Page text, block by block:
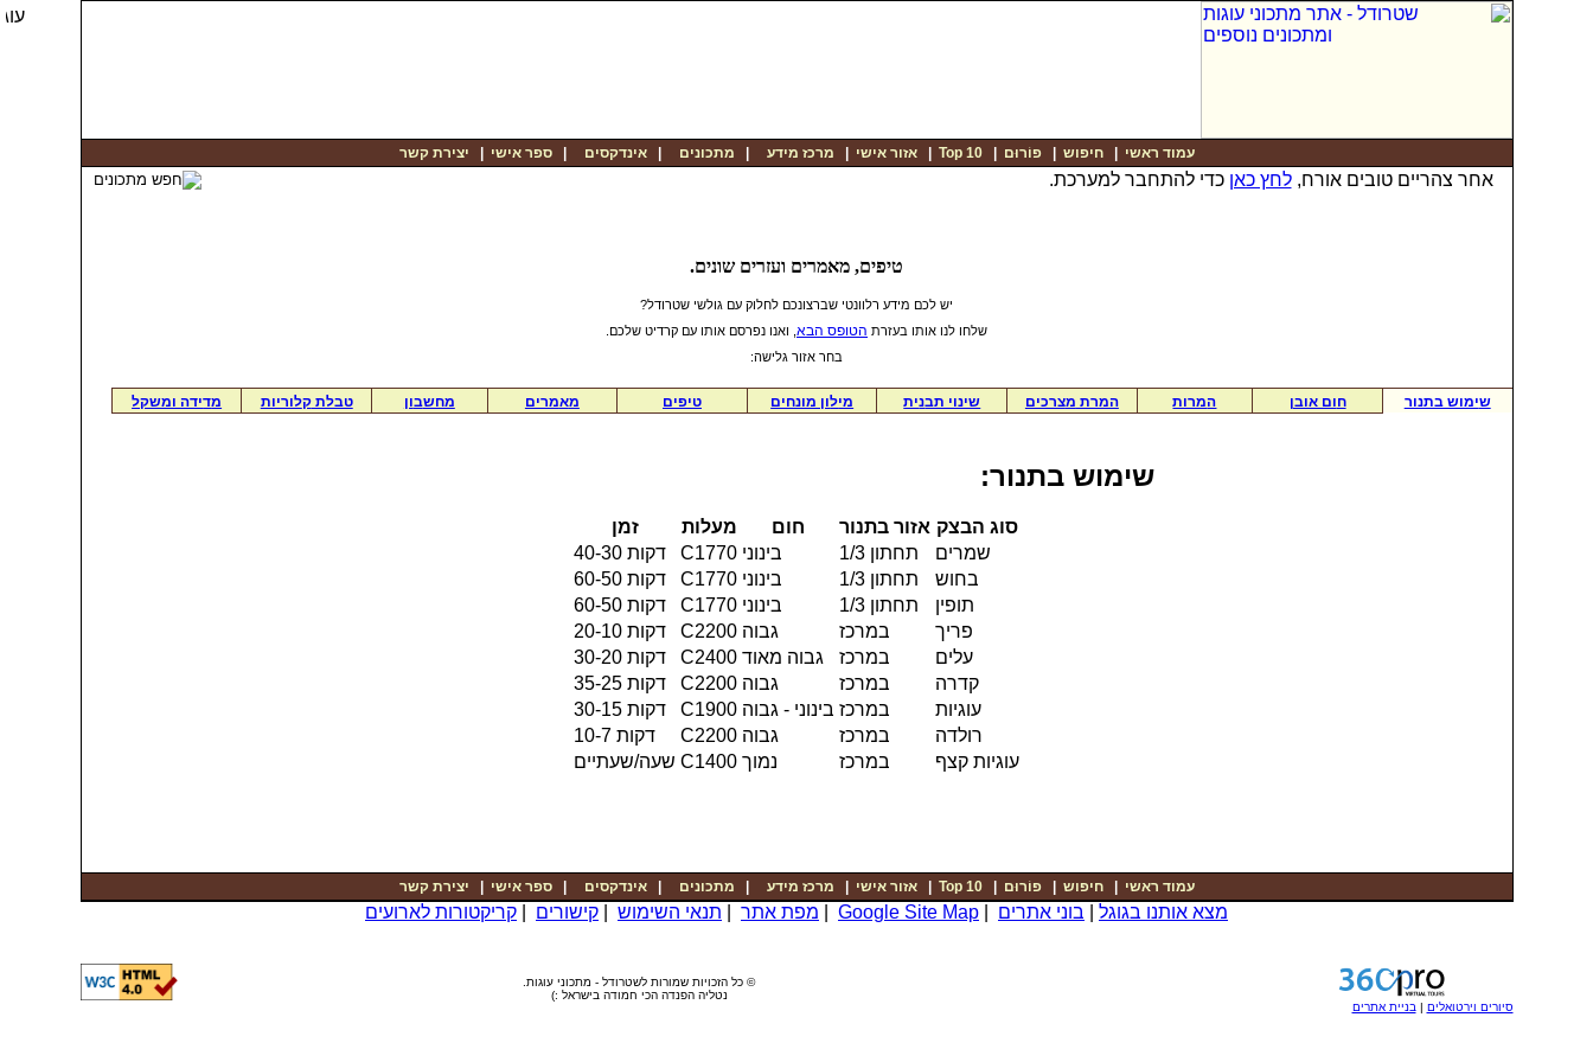
עמוד ראשי |חיפוש |פוֹרוּם |
Top 10
|אזור אישי מרכז מידע מתכונים |אינדקסים |ספר אישי יצירת קשר
אחר צהריים טובים אורח,לחץ כאן כדי להתחבר למערכת.
טיפים, מאמרים ועזרים שונים.
יש לכם מידע רלוונטי שברצונכם לחלוק עם גולשי שטרודל?
שלחו לנו אותו בעזרת הטופס הבא, ואנו נפרסם אותו עם קרדיט שלכם.
בחר אזור גלישה:
שימוש בתנור חום אובן המרות המרת מצרכים שינוי תבנית מילון מונחים טיפים מאמרים מחשבון טבלתקלוריות מדידה ומשקל
שימוש בתנור:
זמן מעלות חום אזור בתנור סוג הבצק
40-30 דקות
C1770 בינוני 1/3 תחתון
שמרים
60-50 דקות
C1770 בינוני 1/3 תחתון
בחוש
60-50 דקות
C1770 בינוני 1/3 תחתון
תופין
20-10 דקות
C2200 גבוה במרכז
פריך
30-20 דקות
C2400 גבוה מאוד במרכז
עלים
35-25 דקות
C2200 גבוה במרכז
קדרה
30-15 דקות
C1900 בינוני - גבוה במרכז
עוגיות
10-7 דקות
C2200 גבוה במרכז
רולדה
שעה/שעתיים C1400 נמוך במרכז עוגיות קצף
עמוד ראשי |חיפוש |פוֹרוּם |
Top 10
|אזור אישי מרכז מידע מתכונים |אינדקסים |ספר אישי יצירת קשר
מצא אותנו בגוגל בוני אתרים Google Site Map מפת אתר תנאי השימוש קישורים קריקטורות לארועים
סיורים וירטואלים | בניית אתרים
© כל הזכויות שמורות לשטרודל - מתכוני עוגות.
נטליה הפנדה הכי חמודה בישראל :)